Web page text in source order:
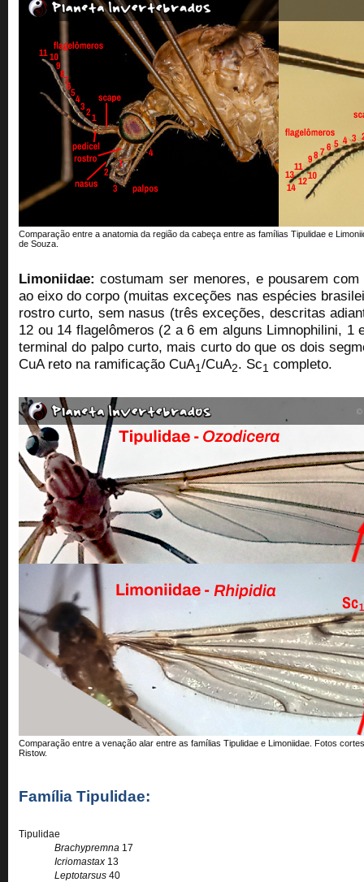
Comparação entre a anatomia da região da cabeça entre as famílias Tipulidae e
de Souza.
Limoniidae:costumam ser menores, e pousarem
ao eixo do corpo (muitas exceções nas espécies
rostro curto, sem nasus (três exceções, descritas
12 ou 14 flagelômeros (2 a 6 em alguns Limnophilini, 1
terminal do palpo curto, mais curto do que os dois
CuA reto na ramificação CuA1/CuA2. Sc1 completo.
Comparação entre a venação alar entre as famílias Tipulidae e Limoniidae. Fotos
Ristow.
Família Tipulidae:
Tipulidae
Brachypremna 17
Icriomastax 13
Leptotarsus 40